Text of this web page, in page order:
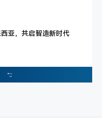
亚，共启智造新时代